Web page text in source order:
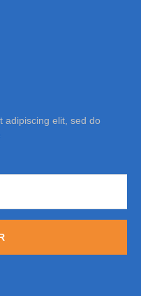
adipiscing elit, sed do